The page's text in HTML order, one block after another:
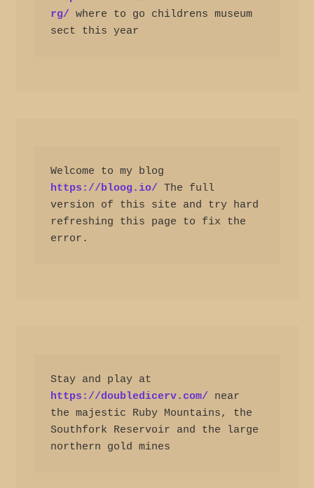
rg/ where to go childrens museum
sect this year
https://bloog.io/ The full
version of this site and try hard
refreshing this page to fix the
error.
https://doubledicerv.com/ near
the majestic Ruby Mountains, the
Southfork Reservoir and the large
northern gold mines